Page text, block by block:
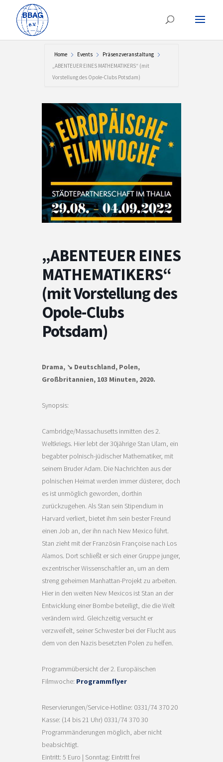
Home Events
Präsenzveranstaltung
„ABENTEUER EINES MATHEMATIKERS“ (mit
Vorstellung des Opole-Clubs Potsdam)
„ABENTEUER EINES
MATHEMATIKERS“
(mit Vorstellung des
Opole-Clubs
Potsdam)
Drama, ↘ Deutschland, Polen,
Großbritannien, 103 Minuten, 2020.
Synopsis:
Cambridge/Massachusetts inmitten des 2.
Weltkriegs. Hier lebt der 30jährige Stan Ulam, ein
begabter polnisch-jüdischer Mathematiker, mit
seinem Bruder Adam. Die Nachrichten aus der
polnischen Heimat werden immer düsterer, doch
es ist unmöglich geworden, dorthin
zurückzugehen. Als Stan sein Stipendium in
Harvard verliert, bietet ihm sein bester Freund
einen Job an, der ihn nach New Mexico führt.
Stan zieht mit der Französin Françoise nach Los
Alamos. Dort schließt er sich einer Gruppe junger,
exzentrischer Wissenschaftler an, um an dem
streng geheimen Manhattan-Projekt zu arbeiten.
Hier in den weiten New Mexicos ist Stan an der
Entwicklung einer Bombe beteiligt, die die Welt
verändern wird. Gleichzeitig versucht er
verzweifelt, seiner Schwester bei der Flucht aus
dem von den Nazis besetzten Polen zu helfen.
Programmübersicht der 2. Europäischen
Filmwoche: Programmflyer
Reservierungen/Service-Hotline: 0331/74 370 20
Kasse: (14 bis 21 Uhr) 0331/74 370 30
Programmänderungen möglich, aber nicht
beabsichtigt.
Eintritt: 5 Euro | Sonntag: Eintritt frei